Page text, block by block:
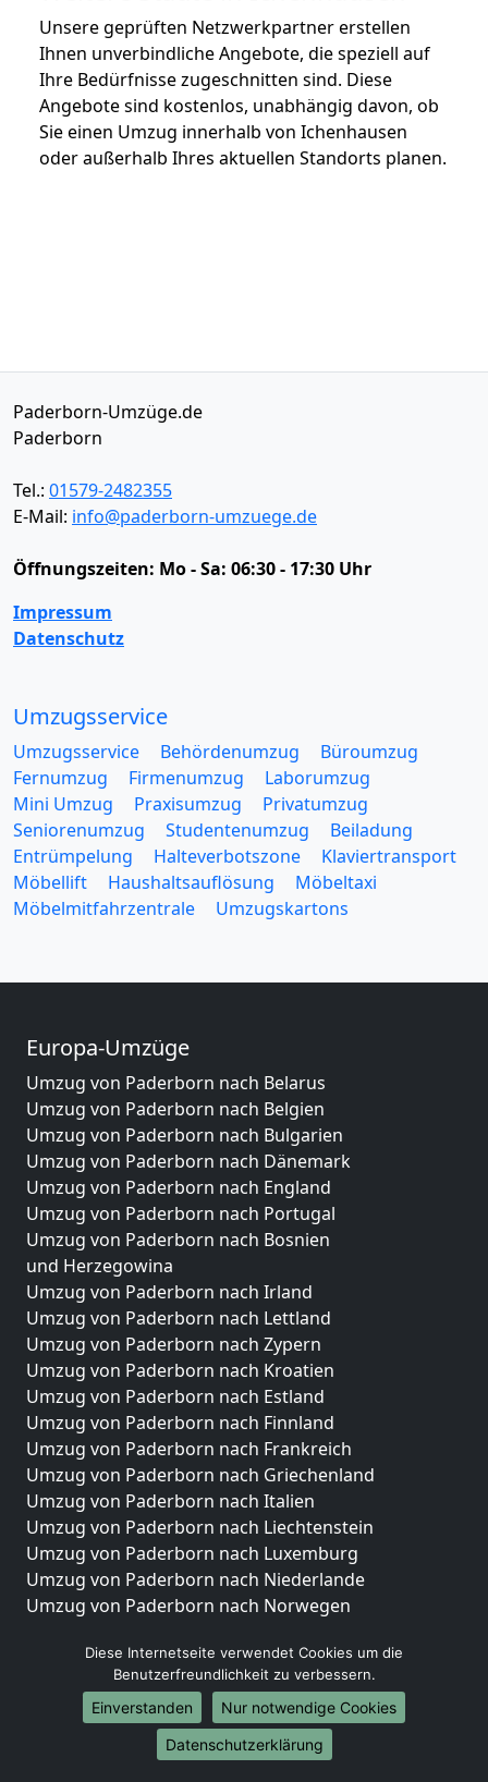
Unsere geprüften Netzwerkpartner erstellen
Ihnen unverbindliche Angebote, die speziell auf
Ihre Bedürfnisse zugeschnitten sind. Diese
Angebote sind kostenlos, unabhängig davon, ob
Sie einen Umzug innerhalb von Ichenhausen
oder außerhalb Ihres aktuellen Standorts planen.
Paderborn-Umzüge.de
Paderborn
Tel.: 01579-2482355
E-Mail: info@paderborn-umzuege.de
Öffnungszeiten: Mo - Sa: 06:30 - 17:30 Uhr
Impressum
Datenschutz
Umzugsservice
Umzugsservice Behördenumzug
Büroumzug
Fernumzug
Firmenumzug
Laborumzug
Mini Umzug
Praxisumzug
Privatumzug
Seniorenumzug
Studentenumzug
Beiladung
Entrümpelung
Halteverbotszone
Klaviertransport
Möbellift
Haushaltsauflösung
Möbeltaxi
Möbelmitfahrzentrale
Umzugskartons
Europa-Umzüge
Umzug von Paderborn nach Belarus
Umzug von Paderborn nach Belgien
Umzug von Paderborn nach Bulgarien
Umzug von Paderborn nach Dänemark
Umzug von Paderborn nach England
Umzug von Paderborn nach Portugal
Umzug von Paderborn nach Bosnien
und Herzegowina
Umzug von Paderborn nach Irland
Umzug von Paderborn nach Lettland
Umzug von Paderborn nach Zypern
Umzug von Paderborn nach Kroatien
Umzug von Paderborn nach Estland
Umzug von Paderborn nach Finnland
Umzug von Paderborn nach Frankreich
Umzug von Paderborn nach Griechenland
Umzug von Paderborn nach Italien
Umzug von Paderborn nach Liechtenstein
Umzug von Paderborn nach Luxemburg
Umzug von Paderborn nach Niederlande
Umzug von Paderborn nach Norwegen
Umzüge-Deutschlandweit
Umzug von Paderborn nach Berlin
Umzug von Paderborn nach Hamburg
Umzug von Paderborn nach München
Umzug von Paderborn nach Köln
Diese Internetseite verwendet Cookies um die
Benutzerfreundlichkeit zu verbessern.
Einverstanden
Nur notwendige Cookies
Datenschutzerklärung